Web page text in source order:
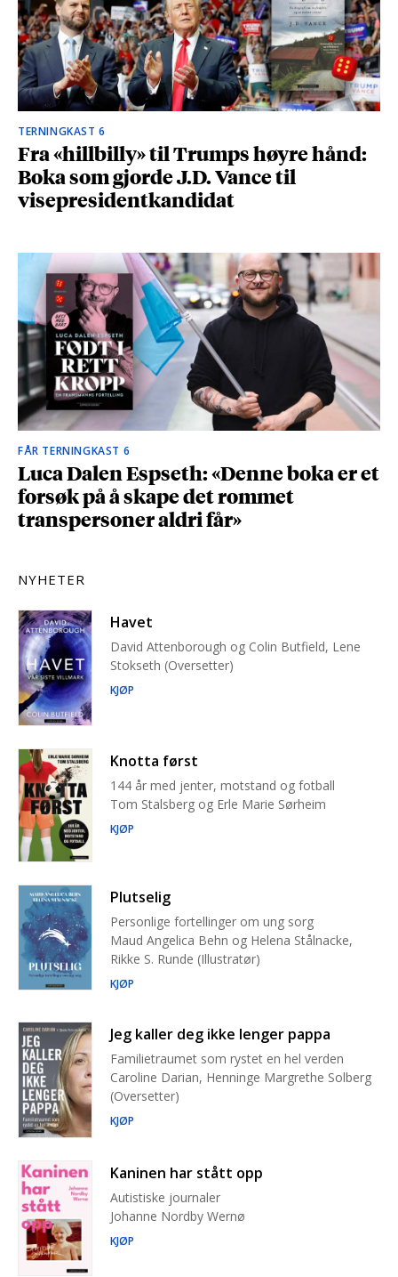
TERNINGKAST 6
Fra «hillbilly» til Trumps høyre hånd:
Boka som gjorde J.D. Vance til
visepresidentkandidat
FÅR TERNINGKAST 6
Luca Dalen Espseth: «Denne boka er et
forsøk på å skape det rommet
transpersoner aldri får»
NYHETER
Havet
David Attenborough og Colin Butfield, Lene
Stokseth (Oversetter)
KJØP
Knotta først
144 år med jenter, motstand og fotball
Tom Stalsberg og Erle Marie Sørheim
KJØP
Plutselig
Personlige fortellinger om ung sorg
Maud Angelica Behn og Helena Stålnacke,
Rikke S. Runde (Illustratør)
KJØP
Jeg kaller deg ikke lenger pappa
Familietraumet som rystet en hel verden
Caroline Darian, Henninge Margrethe Solberg
(Oversetter)
KJØP
Kaninen har stått opp
Autistiske journaler
Johanne Nordby Wernø
KJØP